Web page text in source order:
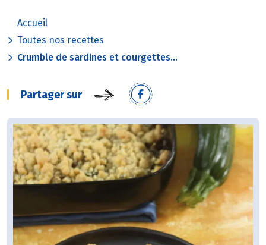
Accueil
Toutes nos recettes
Crumble de sardines et courgettes...
Partager sur